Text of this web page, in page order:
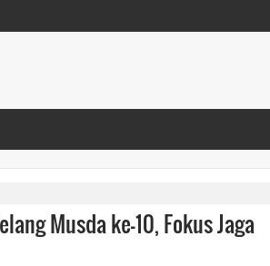
Musda ke-10, Fokus Jaga